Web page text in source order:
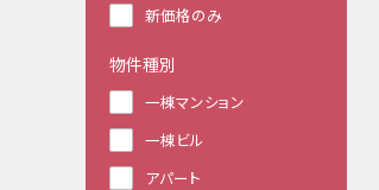
新価格のみ
物件種別
一棟マンション
一棟ビル
アパート